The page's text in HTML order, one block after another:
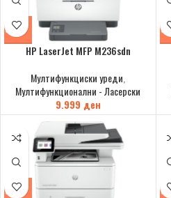
HP LaserJet MFP M236sdn
Мултифункциски уреди
Мултифункционални - Ласерски
9.999 ден